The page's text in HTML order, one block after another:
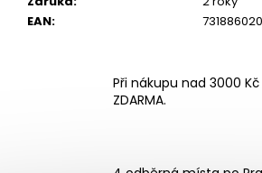
EAN:
Při nákupu nad 3000
ZDARMA.